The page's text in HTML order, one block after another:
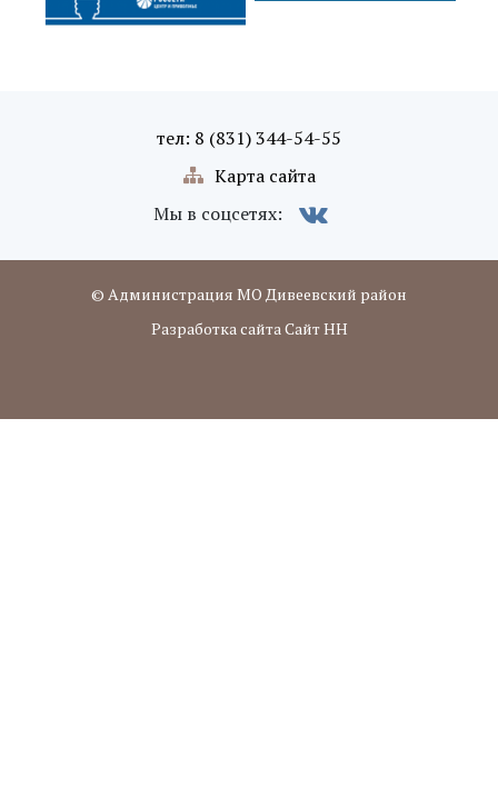
тел: 8 (831) 344-54-55
Карта сайта
Мы в соцсетях:
© Администрация МО Дивеевский район
Разработка сайта Сайт НН